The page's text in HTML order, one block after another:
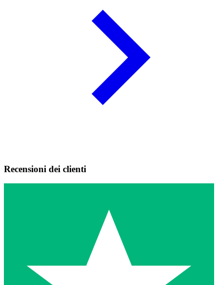
Recensioni dei clienti